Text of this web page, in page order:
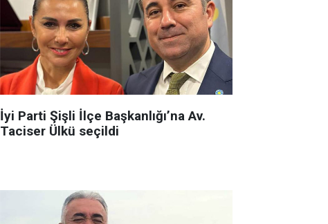
İyi Parti Şişli İlçe Başkanlığı’na Av.
Taciser Ülkü seçildi